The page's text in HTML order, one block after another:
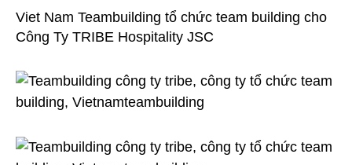
Team
TRIBE
Viet Nam Teambuilding tổ chức team building cho
Công Ty TRIBE Hospitality JSC